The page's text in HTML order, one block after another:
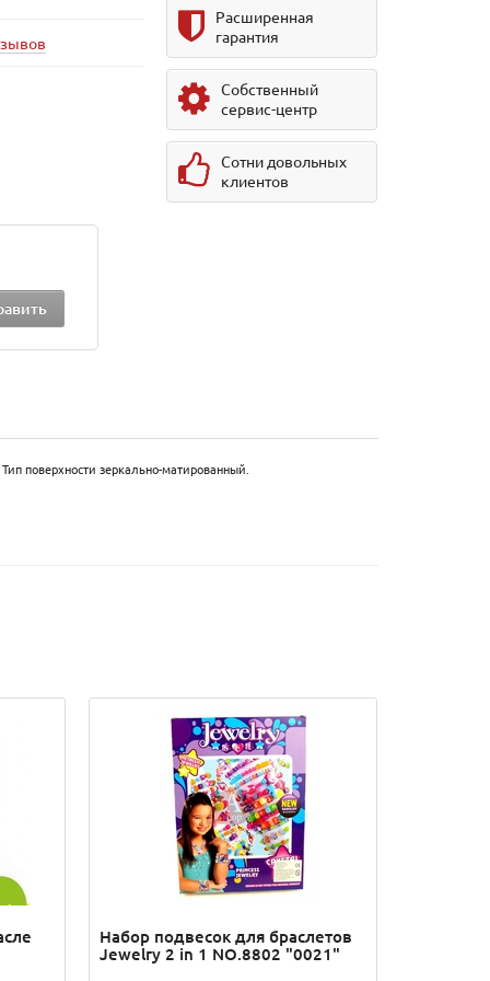
Расширенная
гарантия
Собственный
сервис-центр
Сотни довольных
клиентов
поверхности зеркально-матированный.
Набор подвесок для браслетов
Jewelry 2 in 1 NO.8802 "0021"